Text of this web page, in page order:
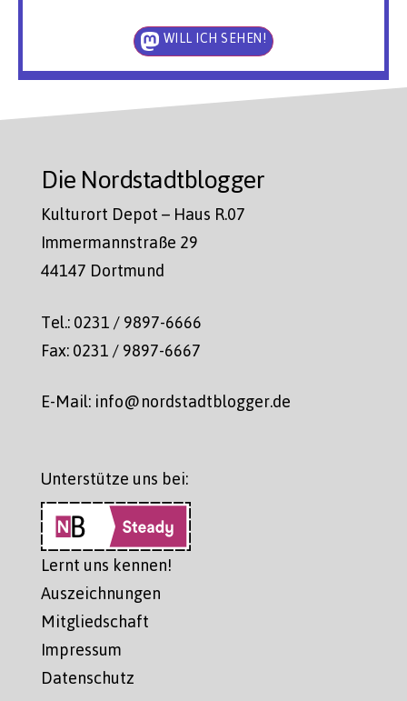
WILL ICH SEHEN!
Die Nordstadtblogger
Kulturort Depot – Haus R.07
Immermannstraße 29
44147 Dortmund
Tel.: 0231 / 9897-6666
Fax: 0231 / 9897-6667
E-Mail: info@nordstadtblogger.de
Unterstütze uns bei:
Lernt uns kennen!
Auszeichnungen
Mitgliedschaft
Impressum
Datenschutz